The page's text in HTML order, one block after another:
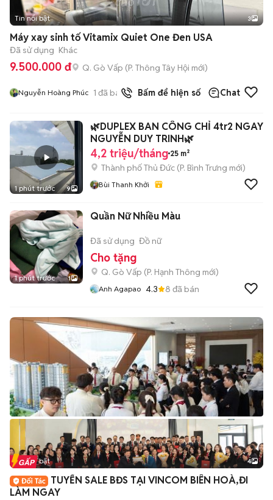
Tin nổi bật 3
Máy xay sinh tố Vitamix Quiet One Đen USA
Đã sử dụng Khác
9.500.000 đ Q. Gò Vấp (P. Thông Tây Hội mới)
Nguyễn Hoàng Phúc 1 đã bán Bấm để hiện số Chat
1 phút trước 9
🌿DUPLEX BAN CÔNG CHỈ 4tr2 NGAY
NGUYỄN DUY TRINH🌿
4,2 triệu/tháng 25 m²
Thành phố Thủ Đức (P. Bình Trưng mới)
Bùi Thanh Khởi
1 phút trước 1
Quần Nữ Nhiều Màu
Đã sử dụng Đồ nữ
Cho tặng
Q. Gò Vấp (P. Hạnh Thông mới)
Anh Agapao 4.3 8 đã bán
Tin nổi bật 4
TUYỂN SALE BĐS TẠI VINCOM BIÊN HOÀ,ĐI
LÀM NGAY